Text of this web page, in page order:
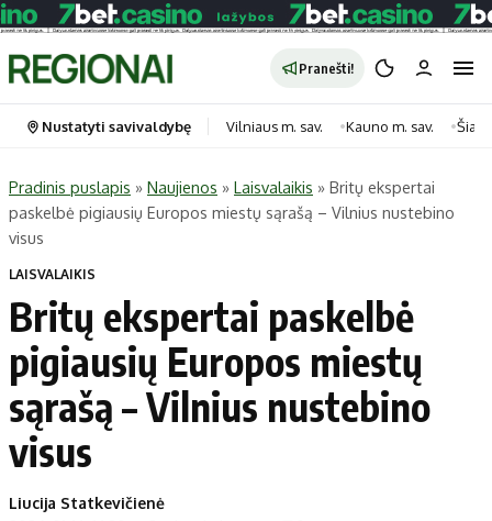
Pranešti!
Portalas
Naujausi
Regionai
Pasaulis
Politika
Patarimai
Kategorijos
Horoskopai
Laisvalaikis
Sveikata
Nustatyti savivaldybę Vilniaus m. sav. Kauno m. sav.
Pradinis puslapis » Naujienos » Laisvalaikis » Britų ekspertai
paskelbė pigiausių Europos miestų sąrašą – Vilnius nustebino
visus
LAISVALAIKIS
Britų ekspertai paskelbė
pigiausių Europos miestų
sąrašą – Vilnius nustebino
visus
Liucija Statkevičienė